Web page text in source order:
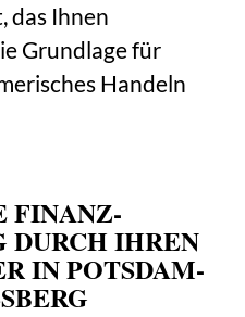
das Ihnen
Grundlage für
Handeln
FINANZ­
DURCH IHREN
IN POTSDAM-